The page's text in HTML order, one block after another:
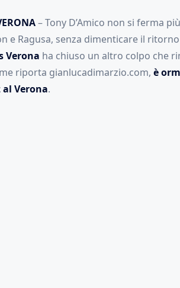
– Tony D’Amico non si ferma
e Ragusa, senza dimenticare il
Verona ha chiuso un altro colpo che
riporta gianlucadimarzio.com, è
Verona.